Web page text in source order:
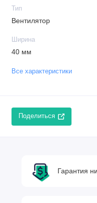
Тип
Вентилятор
Ширина
40 мм
Все характеристики
Поделиться
Гарантия